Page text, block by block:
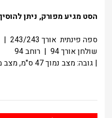
הסט מגיע מפורק, ניתן
ספה פינתית אורך 243/243 | עומק 73 ס"מ
שולחן אורך 94 | רוחב 94
| גובה: מצב נמוך 47 ס"מ, מצב מוגבה 65 ס"מ